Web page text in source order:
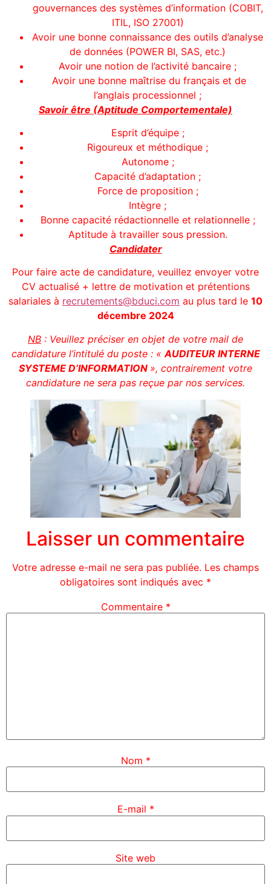
gouvernances des systèmes d’information (COBIT,
ITIL, ISO 27001)
Avoir une bonne connaissance des outils d’analyse
de données (POWER BI, SAS, etc.)
Avoir une notion de l’activité bancaire ;
Avoir une bonne maîtrise du français et de
l’anglais processionnel ;
Savoir être (Aptitude Comportementale)
Esprit d’équipe ;
Rigoureux et méthodique ;
Autonome ;
Capacité d’adaptation ;
Force de proposition ;
Intègre ;
Bonne capacité rédactionnelle et relationnelle ;
Aptitude à travailler sous pression.
Candidater
Pour faire acte de candidature, veuillez envoyer votre
CV actualisé + lettre de motivation et prétentions
salariales à recrutements@bduci.com au plus tard le 10
décembre 2024
NB : Veuillez préciser en objet de votre mail de
candidature l’intitulé du poste : « AUDITEUR INTERNE
SYSTEME D’INFORMATION », contrairement votre
candidature ne sera pas reçue par nos services.
Laisser un commentaire
Votre adresse e-mail ne sera pas publiée. Les champs
obligatoires sont indiqués avec *
Commentaire *
Nom *
E-mail *
Site web